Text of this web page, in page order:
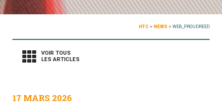
HTC > NEWS > WEB_PROUDREED
VOIR TOUS
LES ARTICLES
17 MARS 2026